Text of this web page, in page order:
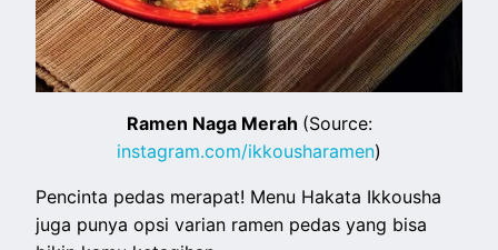
Ramen Naga Merah (Source:
instagram.com/ikkousharamen)
Pencinta pedas merapat! Menu Hakata Ikkousha
juga punya opsi varian ramen pedas yang bisa